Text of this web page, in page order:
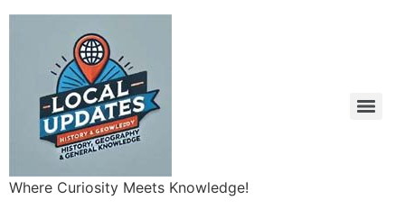
Where Curiosity Meets Knowledge!